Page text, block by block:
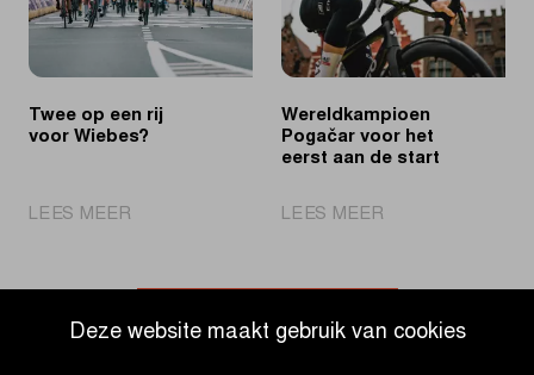
Deze website maakt gebruik van cookies
Twee op een rij
voor Wiebes?
LEES MEER
een
voor
Wereldkampioen
Pogačar voor het
eerst aan de start
LEES MEER
voor
eerst
Ga naar nieuwsoverzicht